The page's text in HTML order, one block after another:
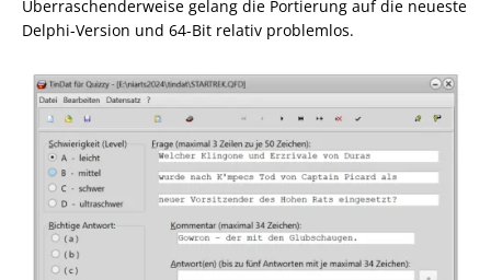
Überraschenderweise gelang die Portierung auf die neueste
Delphi-Version und 64-Bit relativ problemlos.